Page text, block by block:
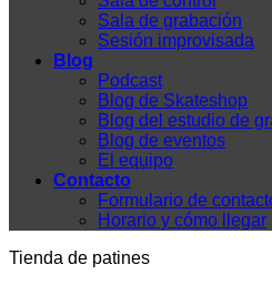
Sala de grabación
Sesión improvisada
Blog
Podcast
Blog de Skateshop
Blog del estudio de
Blog de eventos
El equipo
Contacto
Formulario de
Horario y cómo llegar
Tienda de patines